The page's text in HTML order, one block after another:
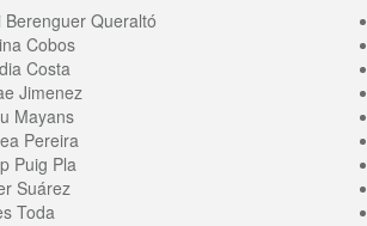
Berenguer Queraltó
Cobos
Costa
Jimenez
Mayans
Pereira
Puig Pla
Suárez
Toda